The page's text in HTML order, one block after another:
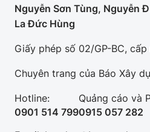
Nguyễn Sơn Tùng, Nguyễn
La Đức Hùng
Giấy phép số 02/GP-BC,
Chuyên trang của Báo Xây
Hotline:
0901 514 799
Quảng cáo và
0915 057 282